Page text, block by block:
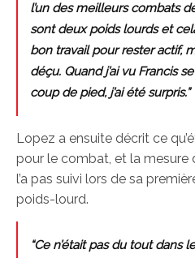
l’un des meilleurs combats
sont deux poids lourds et
bon travail pour rester actif,
déçu. Quand j’ai vu Francis
coup de pied, j’ai été surpris.”
Lopez a ensuite décrit ce
pour le combat, et la mesure
l’a pas suivi lors de sa
poids-lourd.
“Ce n’était pas du tout dans